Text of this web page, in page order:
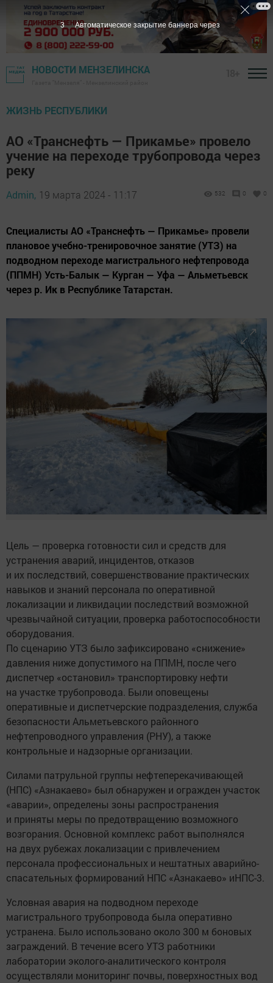
НОВОСТИ МЕНЗЕЛИНСКА
ЖИЗНЬ РЕСПУБЛИКИ
АО «Транснефть — Прикамье» провело
учение на переходе трубопровода через
реку
Admin, 19 марта 2024 - 11:17 532 0 0
Специалисты АО «Транснефть — Прикамье» провели
плановое учебно-тренировочное занятие (УТЗ) на
подводном переходе магистрального нефтепровода
(ППМН) Усть-Балык — Курган — Уфа — Альметьевск
через р. Ик в Республике Татарстан.
Цель — проверка готовности сил и средств для
устранения аварий, инцидентов, отказов
и их последствий, совершенствование практических
навыков и знаний персонала по оперативной
локализации и ликвидации последствий возможной
чрезвычайной ситуации, проверка работоспособности
оборудования.
По сценарию УТЗ было зафиксировано «снижение»
давления ниже допустимого на ППМН, после чего
диспетчер «остановил» транспортировку нефти
на участке трубопровода. Были оповещены
оперативные и диспетчерские подразделения, служба
безопасности Альметьевского районного
нефтепроводного управления (РНУ), а также
контрольные и надзорные организации.
Силами патрульной группы нефтеперекачивающей
(НПС) «Азнакаево» был обнаружен и огражден участок
«аварии», определены зоны распространения
и приняты меры по предотвращению возможного
возгорания. Основной комплекс работ выполнялся
на двух рубежах локализации с привлечением
персонала профессиональных и нештатных аварийно-
спасательных формирований НПС «Азнакаево» иНПС-3.
Условная авария на подводном переходе
магистрального трубопровода была оперативно
устранена. Было использовано около 300 м боновых
заграждений. В течение всего УТЗ работники
лаборатории эколого-аналитического контроля
осуществляли мониторинг почвы, поверхностных вод
1 Автоматическое закрытие баннера через